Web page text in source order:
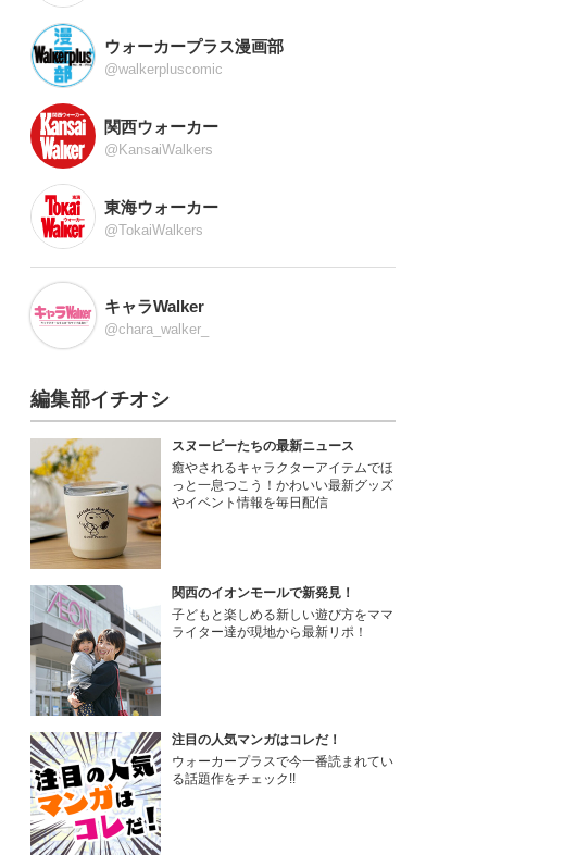
ウォーカープラス漫画部
@walkerpluscomic
関西ウォーカー
@KansaiWalkers
東海ウォーカー
@TokaiWalkers
キャラWalker
@chara_walker_
編集部イチオシ
スヌーピーたちの最新ニュース
癒やされるキャラクターアイテムでほ
っと一息つこう！かわいい最新グッズ
やイベント情報を毎日配信
関西のイオンモールで新発見！
子どもと楽しめる新しい遊び方をママ
ライター達が現地から最新リポ！
注目の人気マンガはコレだ！
ウォーカープラスで今一番読まれてい
る話題作をチェック!!